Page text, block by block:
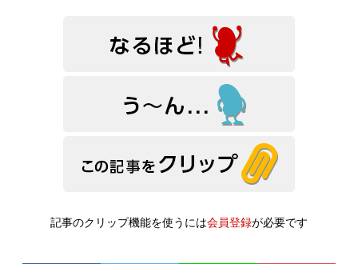
記事のクリップ機能を使うには会員登録が必要です